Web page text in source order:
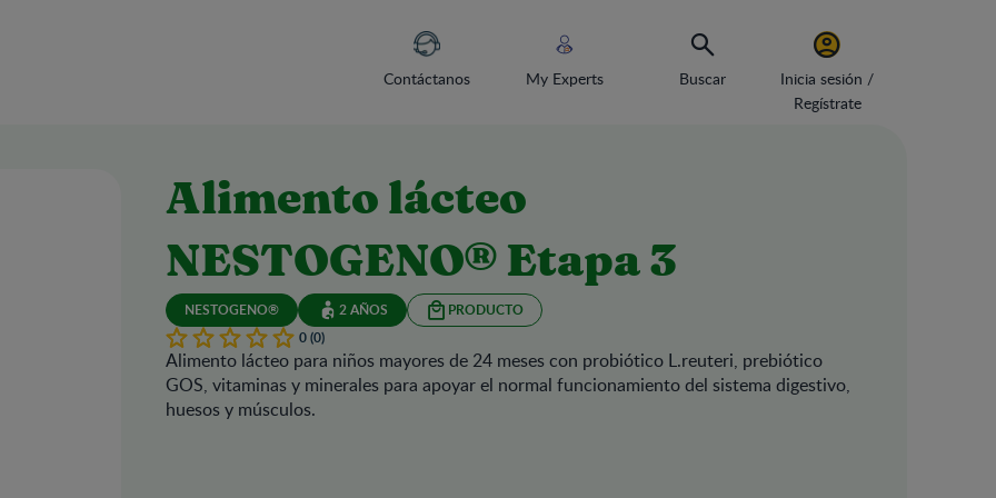
Contáctanos My Experts Buscar
Inicia sesión /
Regístrate
Alimento lácteo
NESTOGENO® Etapa 3
NESTOGENO® 2 AÑOS
PRODUCTO
0 (0)
Alimento lácteo para niños mayores de 24 meses con probiótico L.reuteri, prebiótico
GOS, vitaminas y minerales para apoyar el normal funcionamiento del sistema digestivo,
huesos y músculos.